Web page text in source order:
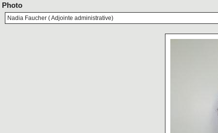
Photo
Nadia Faucher ( Adjointe administrative)